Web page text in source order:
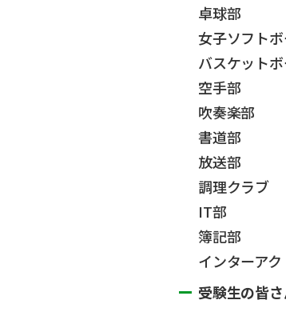
卓球部
女子ソフト
バスケット
空手部
吹奏楽部
書道部
放送部
調理クラブ
IT部
簿記部
インターア
受験生の皆